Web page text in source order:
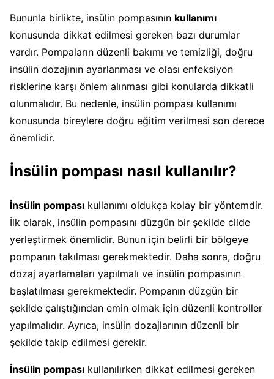
Bununla birlikte, insülin pompasının kullanımı
konusunda dikkat edilmesi gereken bazı durumlar
vardır. Pompaların düzenli bakımı ve temizliği, doğru
insülin dozajının ayarlanması ve olası enfeksiyon
risklerine karşı önlem alınması gibi konularda dikkatli
olunmalıdır. Bu nedenle, insülin pompası kullanımı
konusunda bireylere doğru eğitim verilmesi son derece
önemlidir.
İnsülin pompası nasıl kullanılır?
İnsülin pompası kullanımı oldukça kolay bir yöntemdir.
İlk olarak, insülin pompasını düzgün bir şekilde cilde
yerleştirmek önemlidir. Bunun için belirli bir bölgeye
pompanın takılması gerekmektedir. Daha sonra, doğru
dozaj ayarlamaları yapılmalı ve insülin pompasının
başlatılması gerekmektedir. Pompanın düzgün bir
şekilde çalıştığından emin olmak için düzenli kontroller
yapılmalıdır. Ayrıca, insülin dozajlarının düzenli bir
şekilde takip edilmesi gerekir.
İnsülin pompası kullanılırken dikkat edilmesi gereken